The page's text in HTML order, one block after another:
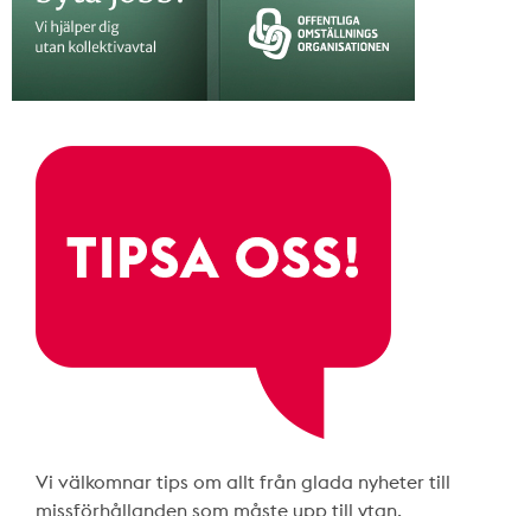
Vi välkomnar tips om allt från glada nyheter till
missförhållanden som måste upp till ytan.